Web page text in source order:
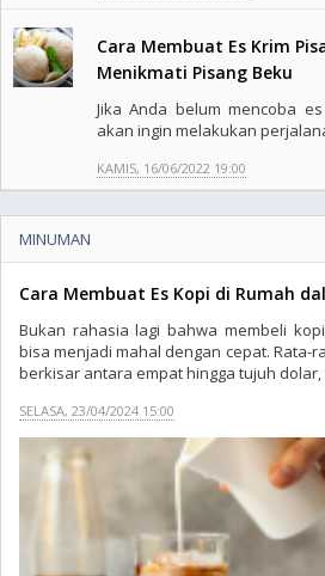
Cara Membuat Es Krim
Menikmati Pisang Beku
Jika Anda belum mencoba
akan ingin melakukan
KAMIS, 16/06/2022 19:00
MINUMAN
Cara Membuat Es Kopi di Rumah
Bukan rahasia lagi bahwa membeli
bisa menjadi mahal dengan cepat. Rata-
berkisar antara empat hingga tujuh dolar,
SELASA, 23/04/2024 15:00